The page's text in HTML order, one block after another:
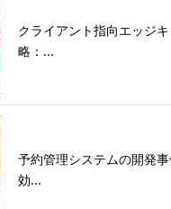
クライアント指向エッジ
略：...
予約管理システムの開発
効...